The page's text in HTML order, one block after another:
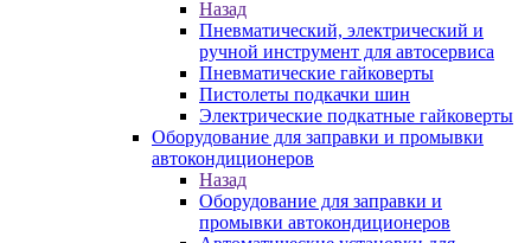
Назад
Пневматический, электрический и
ручной инструмент для автосервиса
Пневматические гайковерты
Пистолеты подкачки шин
Электрические подкатные гайковерты
Оборудование для заправки и промывки
автокондиционеров
Назад
Оборудование для заправки и
промывки автокондиционеров